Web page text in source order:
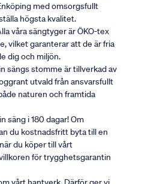
med omsorgsfullt
högsta kvalitet.
våra sängtyger är ÖKO-tex
vilket garanterar att de är fria
dig och miljön.
sängs stomme är tillverkad av
utvald från ansvarsfullt
naturen och framtida
säng i 180 dagar! Om
du kostnadsfritt byta till en
du köper till vårt
för trygghetsgarantin